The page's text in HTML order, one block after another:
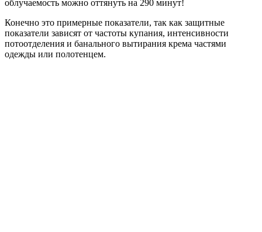
облучаемость можно оттянуть на 290 минут!
Конечно это примерные показатели, так как защитные
показатели зависят от частоты купания, интенсивности
потоотделения и банального вытирания крема частями
одежды или полотенцем.